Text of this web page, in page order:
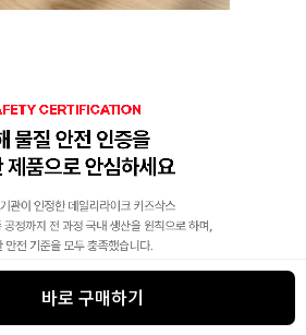
바로 구매하기